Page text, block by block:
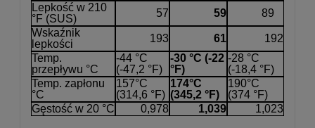
Lepkość w 210
°F (SUS)
57 59
89
Wskaźnik
lepkości
193 61
192
Temp.
przepływu °C
-44 °C
(-47,2 °F)
-30 °C (-22
°F)
-28 °C
(-18,4 °F)
Temp. zapłonu
°C
157°C
(314,6 °F)
174°C
(345,2 °F)
190°C
(374 °F)
Gęstość w 20 °C
0,978 1,039 1,023